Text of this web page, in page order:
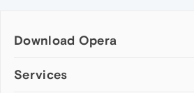
Download Opera
Computer browsers
Services